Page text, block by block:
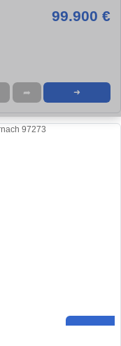
99.900 €
➦ ➜